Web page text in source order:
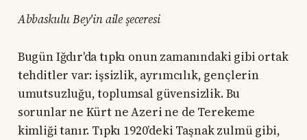
Abbaskulu Bey'in aile şeceresi
Bugün Iğdır'da tıpkı onun zamanındaki gibi ortak
tehditler var: işsizlik, ayrımcılık, gençlerin
umutsuzluğu, toplumsal güvensizlik. Bu
sorunlar ne Kürt ne Azeri ne de Terekeme
kimliği tanır. Tıpkı 1920’deki Taşnak zulmü gibi,